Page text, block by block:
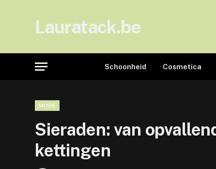
Lauratack.be
Schoonheid Cosmetica
MODE
Sieraden: van
kettingen